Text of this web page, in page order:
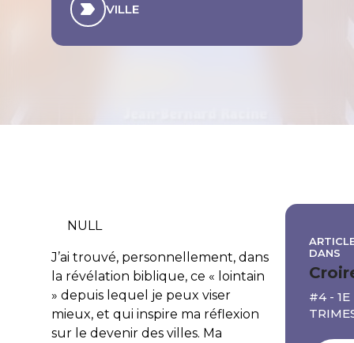
VILLE
NULL
J’ai trouvé, personnellement, dans
la révélation biblique, ce « lointain
» depuis lequel je peux viser
mieux, et qui inspire ma réflexion
sur le devenir des villes. Ma
DANS
#4 - 1E